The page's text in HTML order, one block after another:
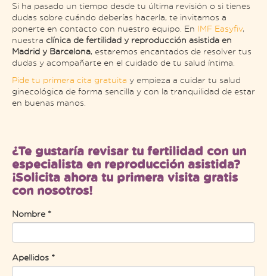
Si ha pasado un tiempo desde tu última revisión o si tienes
dudas sobre cuándo deberías hacerla, te invitamos a
ponerte en contacto con nuestro equipo. En IMF Easyfiv,
nuestra clínica de fertilidad y reproducción asistida en
Madrid y Barcelona, estaremos encantados de resolver tus
dudas y acompañarte en el cuidado de tu salud íntima.
Pide tu primera cita gratuita y empieza a cuidar tu salud
ginecológica de forma sencilla y con la tranquilidad de estar
en buenas manos.
¿Te gustaría revisar tu fertilidad con un
especialista en reproducción asistida?
¡Solicita ahora tu primera visita gratis
con nosotros!
Nombre *
Apellidos *